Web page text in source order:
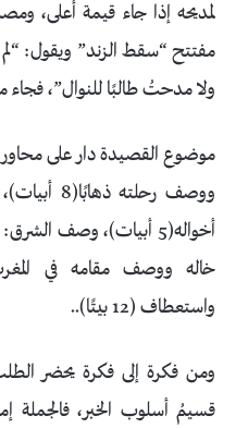
لمديحه إذا جاء قيمة أعلى،
مفتتح “سقط الزند” ويقول:
ولا مدحتُ طالبًا للنوال”، فجاء
واستعطاف (12 بيتًا)..
ومن فكرة إلى فكرة يحضر
قسيمُ أسلوب الخبر، فالجملة